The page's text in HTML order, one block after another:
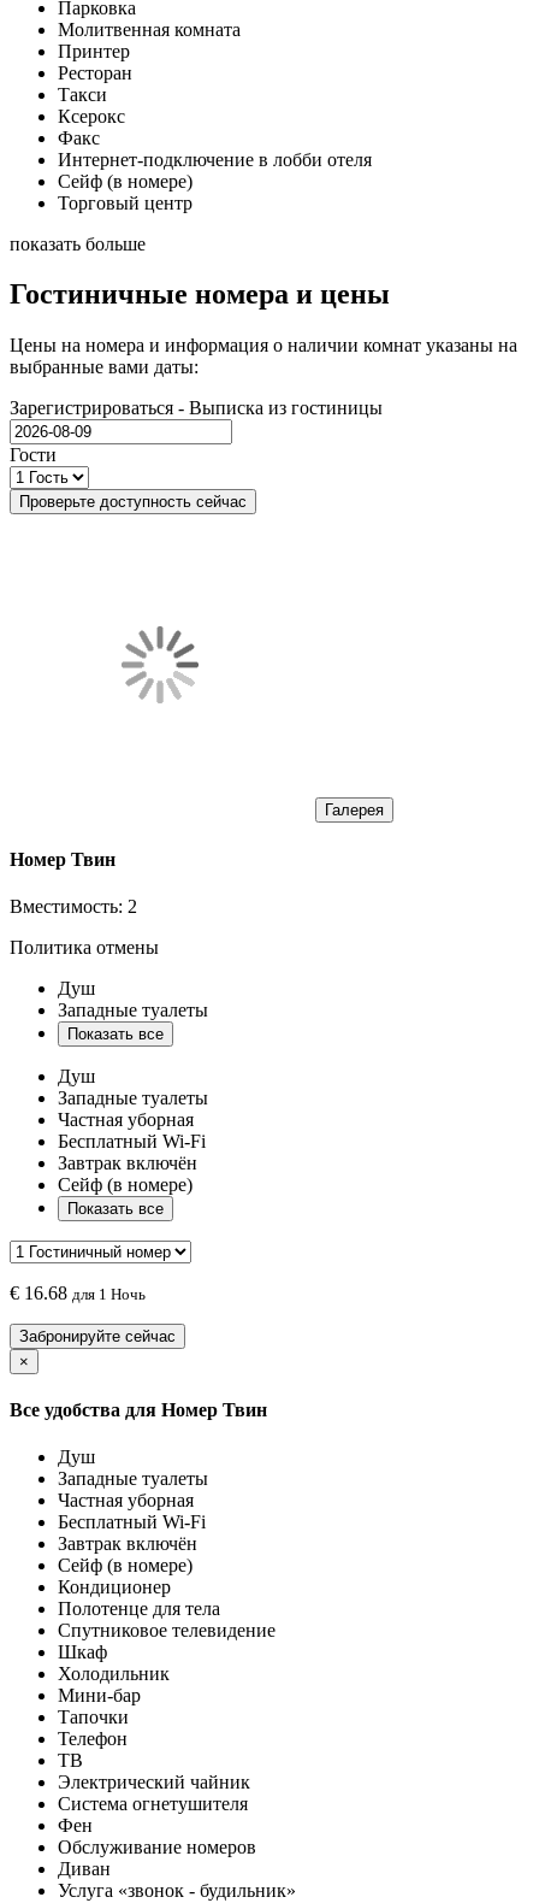
Парковка
Молитвенная комната
Принтер
Ресторан
Такси
Ксерокс
Факс
Интернет-подключение в лобби отеля
Сейф (в номере)
Торговый центр
показать больше
Гостиничные номера и цены
Цены на номера и информация о наличии комнат указаны на
выбранные вами даты:
Зарегистрироваться - Выписка из гостиницы
Гости
Проверьте доступность сейчас
Галерея
Номер Твин
Вместимость: 2
Политика отмены
Душ
Западные туалеты
Показать все
Душ
Западные туалеты
Частная уборная
Бесплатный Wi-Fi
Завтрак включён
Сейф (в номере)
Показать все
€ 16.68 для 1 Ночь
Забронируйте сейчас
×
Все удобства для Номер Твин
Душ
Западные туалеты
Частная уборная
Бесплатный Wi-Fi
Завтрак включён
Сейф (в номере)
Кондиционер
Полотенце для тела
Спутниковое телевидение
Шкаф
Холодильник
Мини-бар
Тапочки
Телефон
ТВ
Электрический чайник
Система огнетушителя
Фен
Обслуживание номеров
Диван
Услуга «звонок - будильник»